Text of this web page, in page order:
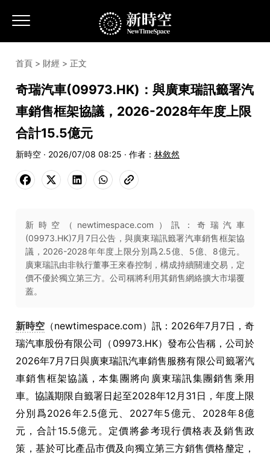
首頁 > 財經 > 正文
奇瑞汽車(09973.HK)：與廣東瑞訊籤署汽
車銷售框架協議，2026-2028年年度上限
合計15.5億元
新時空 · 2026/07/08 08:25 · 作者： 林敘然
新時空（newtimespace.com）訊：奇瑞汽車
(09973.HK)7月7日公告，與廣東瑞訊籤署汽車銷售框架協
議，2026-2028年年度上限分別爲2.5億、5億、8億元。
廣東瑞訊由非執行董事王來春控制，構成持續關連交易，定
價不優於獨立第三方。公司稱將利用其銷售網絡擴大市場覆
蓋。
新時空 （newtimespace.com）訊：2026年7月7日，奇
瑞汽車股份有限公司（09973.HK）發布公告稱，公司於
2026年7月7日與廣東瑞訊汽車銷售服務有限公司籤署汽
車銷售框架協議，本集團將向廣東瑞訊集團銷售乘用
車。協議期限自籤署日起至2028年12月31日，年度上限
分別爲2026年2.5億元、2027年5億元、2028年8億
元，合計15.5億元。定價將參考現行價格表及銷售政
策，基於可比產品市價及向獨立第三方銷售價格釐定，